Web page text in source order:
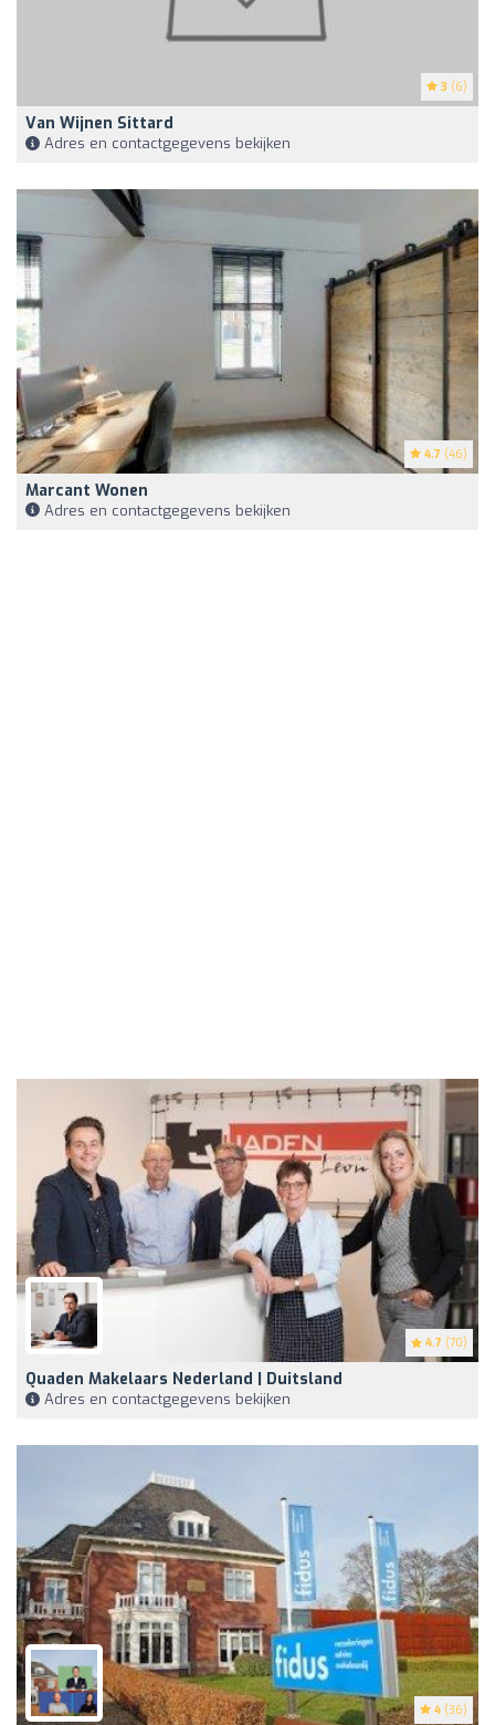
3 (6)
Van Wijnen Sittard
Adres en contactgegevens bekijken
4.7 (46)
Marcant Wonen
Adres en contactgegevens bekijken
4.7 (70)
Quaden Makelaars Nederland | Duitsland
Adres en contactgegevens bekijken
4 (36)